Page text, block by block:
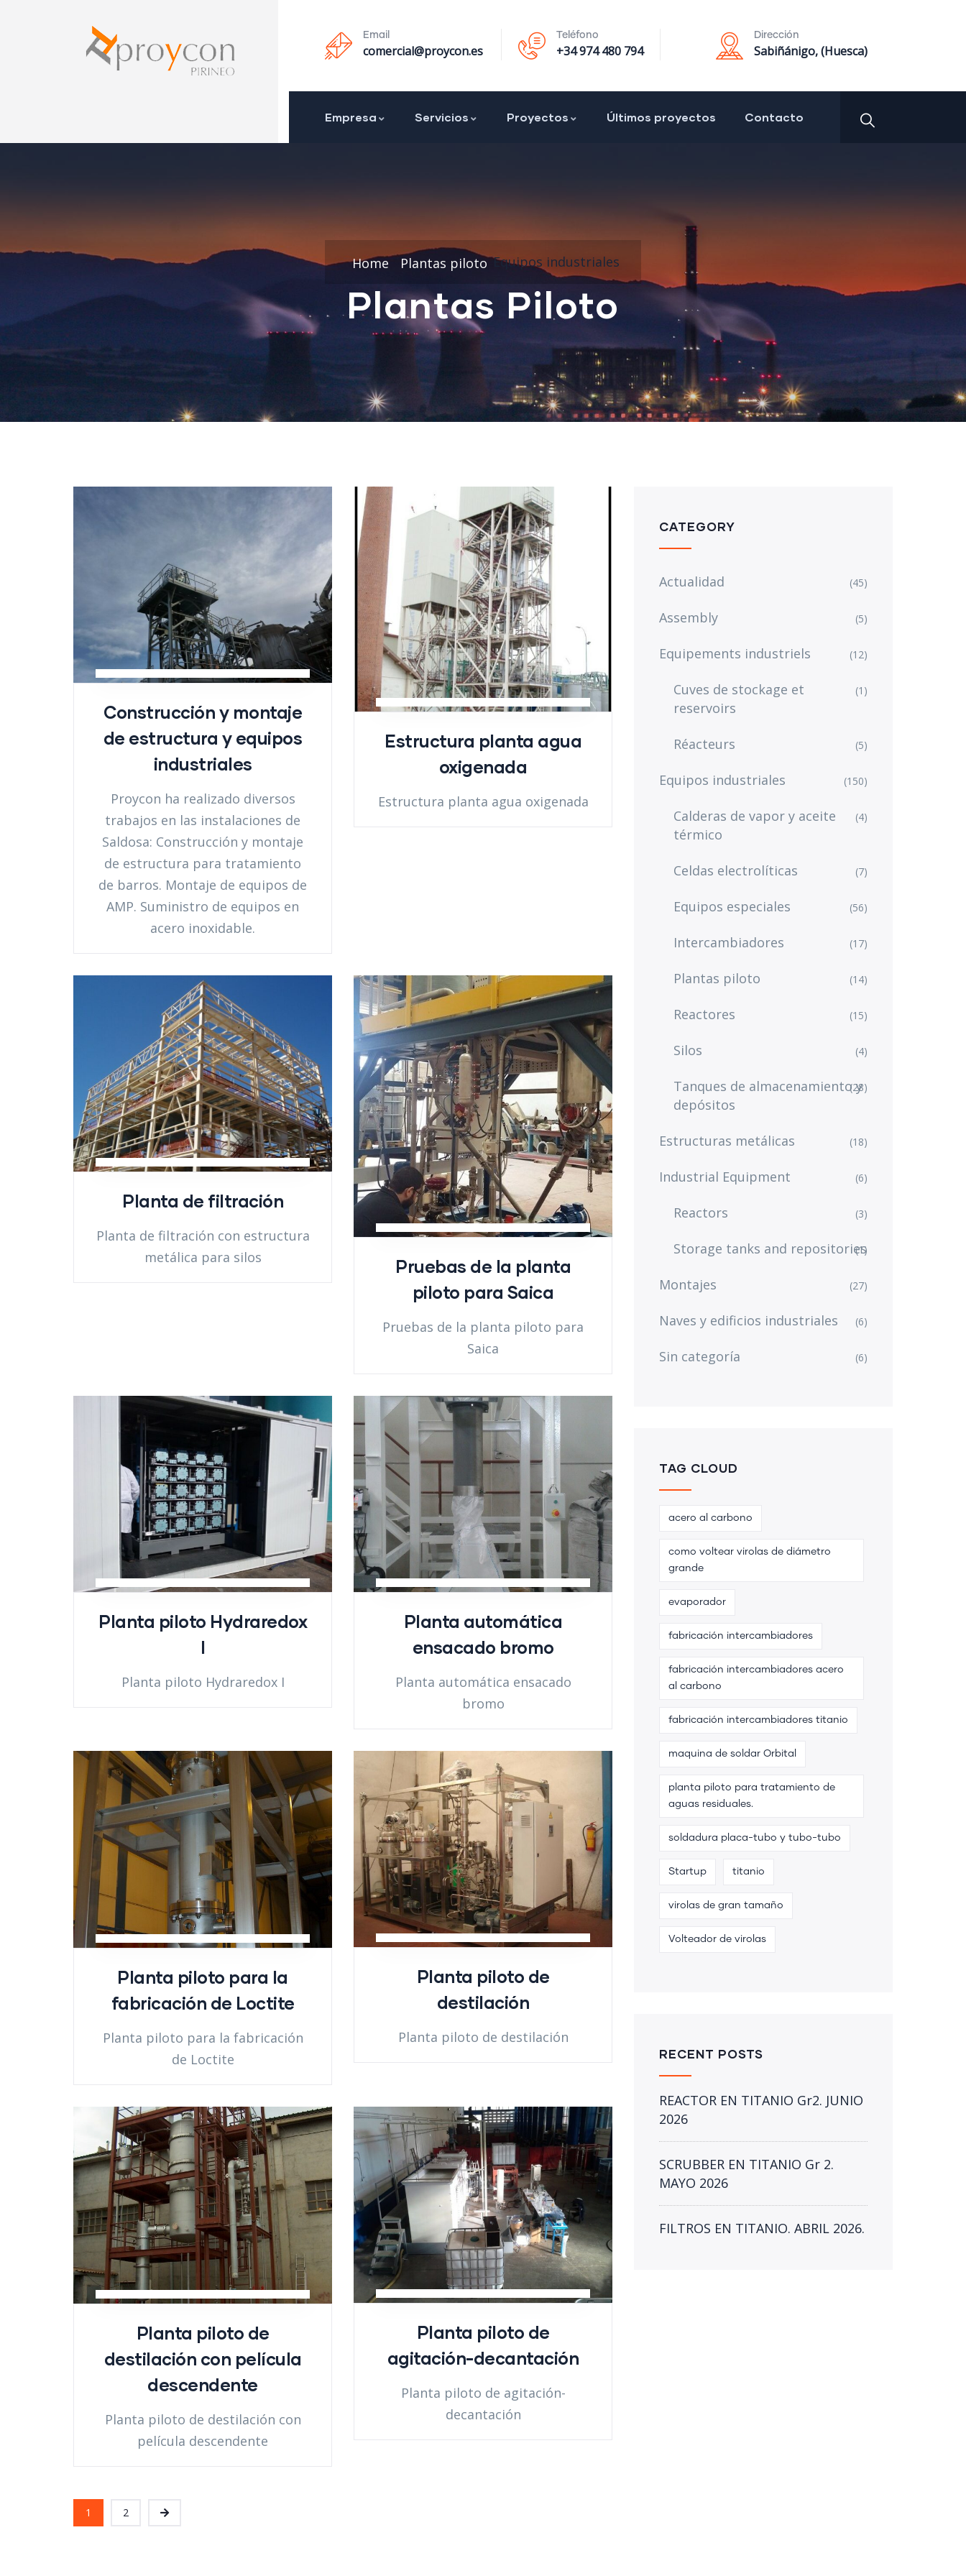
Email
comercial@proycon.es
Teléfono
+34 974 480 794
Dirección
Sabiñánigo, (Huesca)
Empresa Servicios Proyectos Últimos proyectos Contacto
Home Equipos industriales
Plantas piloto
Plantas Piloto
Construcción y montaje
de estructura y equipos
industriales
Proycon ha realizado diversos
trabajos en las instalaciones de
Saldosa: Construcción y montaje
de estructura para tratamiento
de barros. Montaje de equipos de
AMP. Suministro de equipos en
acero inoxidable.
Estructura planta agua
oxigenada
Estructura planta agua oxigenada
Planta de filtración
Planta de filtración con estructura
metálica para silos
Pruebas de la planta
piloto para Saica
Pruebas de la planta piloto para
Saica
Planta piloto Hydraredox
I
Planta piloto Hydraredox I
Planta automática
ensacado bromo
Planta automática ensacado
bromo
Planta piloto para la
fabricación de Loctite
Planta piloto para la fabricación
de Loctite
Planta piloto de
destilación
Planta piloto de destilación
Planta piloto de
destilación con película
descendente
Planta piloto de destilación con
película descendente
Planta piloto de
agitación-decantación
Planta piloto de agitación-
decantación
1 2
CATEGORY
Actualidad (45)
Assembly (5)
Equipements industriels (12)
Cuves de stockage et
reservoirs
(1)
Réacteurs (5)
Equipos industriales (150)
Calderas de vapor y aceite
térmico
(4)
Celdas electrolíticas (7)
Equipos especiales (56)
Intercambiadores (17)
Plantas piloto (14)
Reactores (15)
Silos (4)
Tanques de almacenamiento y
depósitos
(28)
Estructuras metálicas (18)
Industrial Equipment (6)
Reactors (3)
Storage tanks and repositories
(1)
Montajes (27)
Naves y edificios industriales (6)
Sin categoría (6)
TAG CLOUD
acero al carbono
como voltear virolas de diámetro
grande
evaporador
fabricación intercambiadores
fabricación intercambiadores acero
al carbono
fabricación intercambiadores titanio
maquina de soldar Orbital
planta piloto para tratamiento de
aguas residuales.
soldadura placa-tubo y tubo-tubo
Startup titanio
virolas de gran tamaño
Volteador de virolas
RECENT POSTS
REACTOR EN TITANIO Gr2. JUNIO
2026
SCRUBBER EN TITANIO Gr 2.
MAYO 2026
FILTROS EN TITANIO. ABRIL 2026.